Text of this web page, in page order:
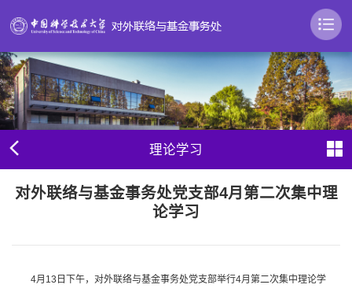
理论学习
对外联络与基金事务处党支部4月第二次集中理
论学习
4月13日下午，对外联络与基金事务处党支部举行4月第二次集中理论学